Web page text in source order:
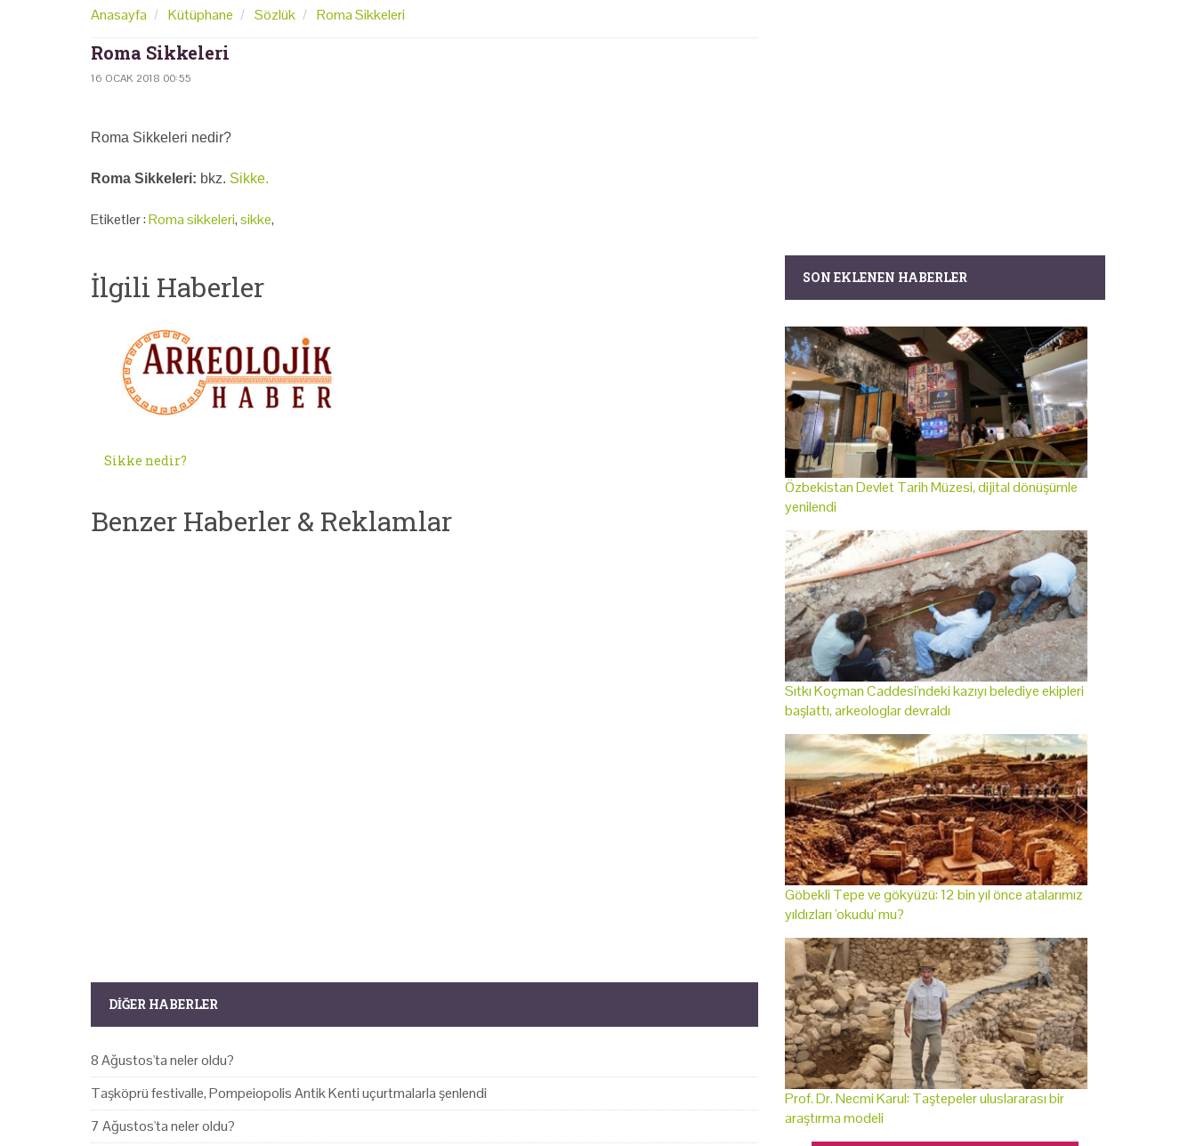
Anasayfa Kütüphane Sözlük Roma Sikkeleri
Roma Sikkeleri
16 OCAK 2018 00:55
Roma Sikkeleri nedir?
Roma Sikkeleri: bkz. Sikke.
Etiketler :Roma sikkeleri,sikke,
İlgili Haberler
Sikke nedir?
Benzer Haberler & Reklamlar
DIĞER HABERLER
8 Ağustos'ta neler oldu?
Taşköprü festivalle, Pompeiopolis Antik Kenti uçurtmalarla şenlendi
7 Ağustos'ta neler oldu?
SON EKLENEN HABERLER
Özbekistan Devlet Tarih Müzesi, dijital dönüşümle
yenilendi
Sıtkı Koçman Caddesi'ndeki kazıyı belediye ekipleri
başlattı, arkeologlar devraldı
Göbekli Tepe ve gökyüzü: 12 bin yıl önce atalarımız
yıldızları 'okudu' mu?
Prof. Dr. Necmi Karul: Taştepeler uluslararası bir
araştırma modeli